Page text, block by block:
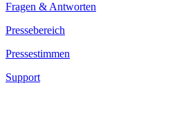
Fragen & Antworten
Pressebereich
Pressestimmen
Support